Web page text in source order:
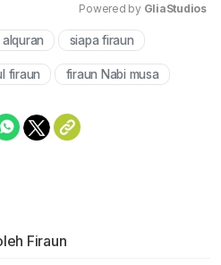
Powered by GliaStudios
siapa firaun
firaun firaun Nabi musa
Firaun